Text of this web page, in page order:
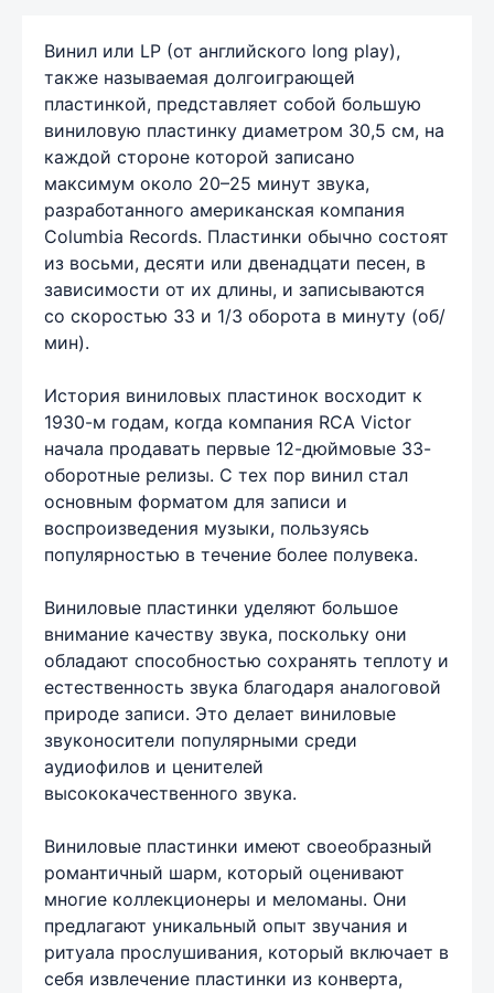
Винил или LP (от английского long play),
также называемая долгоиграющей
пластинкой, представляет собой большую
виниловую пластинку диаметром 30,5 см, на
каждой стороне которой записано
максимум около 20–25 минут звука,
разработанного американская компания
Columbia Records. Пластинки обычно состоят
из восьми, десяти или двенадцати песен, в
зависимости от их длины, и записываются
со скоростью 33 и 1/3 оборота в минуту (об/
мин).
История виниловых пластинок восходит к
1930-м годам, когда компания RCA Victor
начала продавать первые 12-дюймовые 33-
оборотные релизы. С тех пор винил стал
основным форматом для записи и
воспроизведения музыки, пользуясь
популярностью в течение более полувека.
Виниловые пластинки уделяют большое
внимание качеству звука, поскольку они
обладают способностью сохранять теплоту и
естественность звука благодаря аналоговой
природе записи. Это делает виниловые
звуконосители популярными среди
аудиофилов и ценителей
высококачественного звука.
Виниловые пластинки имеют своеобразный
романтичный шарм, который оценивают
многие коллекционеры и меломаны. Они
предлагают уникальный опыт звучания и
ритуала прослушивания, который включает в
себя извлечение пластинки из конверта,